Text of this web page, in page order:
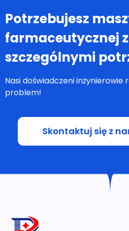
Potrzebujesz
farmaceutycznej
szczególnymi
Nasi doświadczeni inżynierowie
problem!
Skontaktuj się z